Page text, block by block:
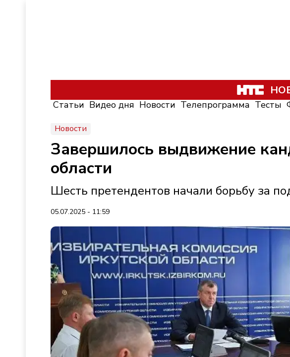
Статьи Видео дня Новости Телепрограмма Тесты
Новости
Завершилось выдвижение
области
Шесть претендентов начали борьбу за
05.07.2025 - 11:59